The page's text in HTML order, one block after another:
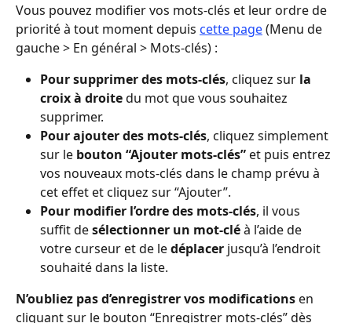
Vous pouvez modifier vos mots-clés et leur ordre de
priorité à tout moment depuis cette page (Menu de
gauche > En général > Mots-clés) :
Pour supprimer des mots-clés, cliquez sur la
croix à droite du mot que vous souhaitez
supprimer.
Pour ajouter des mots-clés, cliquez simplement
sur le bouton “Ajouter mots-clés” et puis entrez
vos nouveaux mots-clés dans le champ prévu à
cet effet et cliquez sur “Ajouter”.
Pour modifier l’ordre des mots-clés, il vous
suffit de sélectionner un mot-clé à l’aide de
votre curseur et de le déplacer jusqu’à l’endroit
souhaité dans la liste.
N’oubliez pas d’enregistrer vos modifications en
cliquant sur le bouton “Enregistrer mots-clés” dès